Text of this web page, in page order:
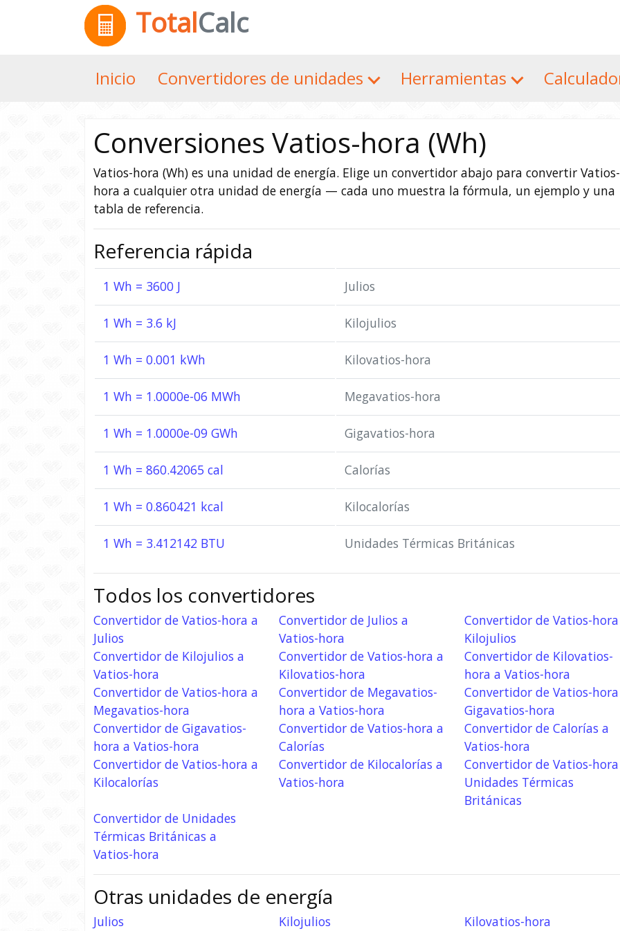
TotalCalc
Inicio Convertidores de unidades Herramientas
Conversiones Vatios-hora (Wh)
Vatios-hora (Wh) es una unidad de energía. Elige un convertidor abajo para convertir Vatios-
hora a cualquier otra unidad de energía — cada uno muestra la fórmula, un ejemplo y una
tabla de referencia.
Referencia rápida
1 Wh = 3600 J Julios
1 Wh = 3.6 kJ Kilojulios
1 Wh = 0.001 kWh Kilovatios-hora
1 Wh = 1.0000e-06 MWh Megavatios-hora
1 Wh = 1.0000e-09 GWh Gigavatios-hora
1 Wh = 860.42065 cal Calorías
1 Wh = 0.860421 kcal Kilocalorías
1 Wh = 3.412142 BTU Unidades Térmicas Británicas
Todos los convertidores
Convertidor de Vatios-hora a
Julios
Convertidor de Julios a
Vatios-hora
Convertidor de Vatios-
Kilojulios
Convertidor de Kilojulios a
Vatios-hora
Convertidor de Vatios-hora a
Kilovatios-hora
Convertidor de Kilovatios-
hora a Vatios-hora
Convertidor de Vatios-hora a
Megavatios-hora
Convertidor de Megavatios-
hora a Vatios-hora
Convertidor de Vatios-
Gigavatios-hora
Convertidor de Gigavatios-
hora a Vatios-hora
Convertidor de Vatios-hora a
Calorías
Convertidor de Calorías a
Vatios-hora
Convertidor de Vatios-hora a
Kilocalorías
Convertidor de Kilocalorías a
Vatios-hora
Convertidor de Vatios-
Unidades Térmicas
Británicas
Convertidor de Unidades
Térmicas Británicas a
Vatios-hora
Otras unidades de energía
Julios Kilojulios
Kilovatios-hora